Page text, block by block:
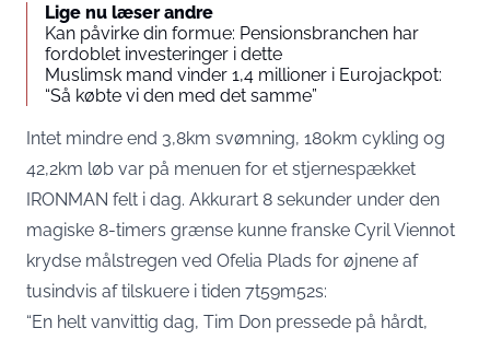
Lige nu læser andre
Kan påvirke din formue: Pensionsbranchen har
fordoblet investeringer i dette
Muslimsk mand vinder 1,4 millioner i Eurojackpot:
“Så købte vi den med det samme”
Intet mindre end 3,8km svømning, 180km cykling og
42,2km løb var på menuen for et stjernespækket
IRONMAN felt i dag. Akkurart 8 sekunder under den
magiske 8-timers grænse kunne franske Cyril Viennot
krydse målstregen ved Ofelia Plads for øjnene af
tusindvis af tilskuere i tiden 7t59m52s:
“En helt vanvittig dag, Tim Don pressede på hårdt,